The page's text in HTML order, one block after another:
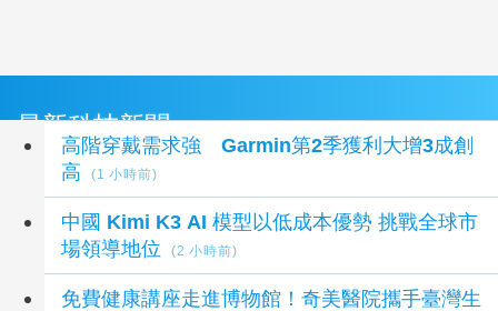
最新科技新聞
高階穿戴需求強 Garmin第2季獲利大增3成創
高
(1 小時前)
中國 Kimi K3 AI 模型以低成本優勢 挑戰全球市
場領導地位
(2 小時前)
免費健康講座走進博物館！奇美醫院攜手臺灣生